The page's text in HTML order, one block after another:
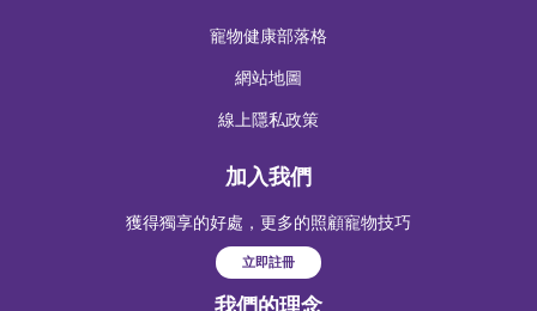
寵物健康部落格
網站地圖
線上隱私政策
加入我們
獲得獨享的好處，更多的照顧寵物技巧
立即註冊